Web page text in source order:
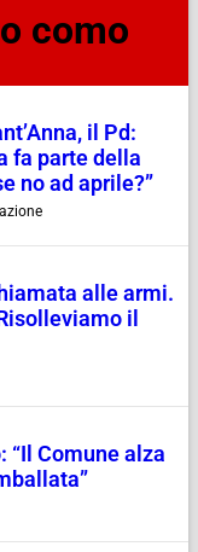
como
il Pd:
fa parte della
no ad aprile?”
alle armi.
il
“Il Comune alza